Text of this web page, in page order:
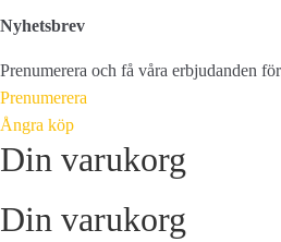
Nyhetsbrev
Prenumerera och få våra erbjudanden
Prenumerera
Ångra köp
Din varukorg
Din varukorg